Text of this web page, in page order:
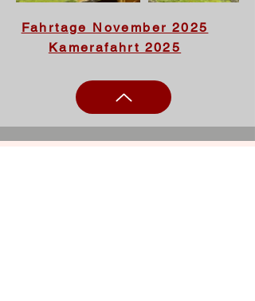
Fahrtage November 2025
Kamerafahrt 2025